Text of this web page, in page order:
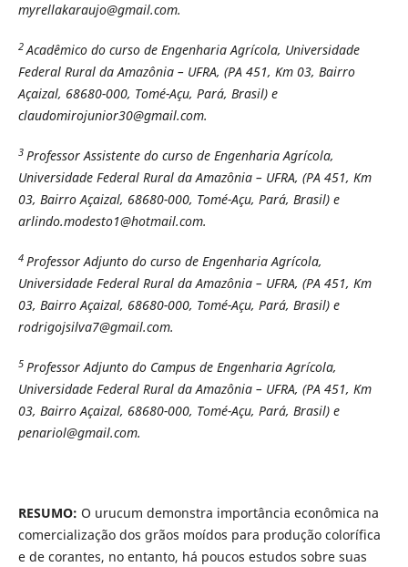
myrellakaraujo@gmail.com.
2 Acadêmico do curso de Engenharia Agrícola, Universidade
Federal Rural da Amazônia – UFRA, (PA 451, Km 03, Bairro
Açaizal, 68680-000, Tomé-Açu, Pará, Brasil) e
claudomirojunior30@gmail.com.
3 Professor Assistente do curso de Engenharia Agrícola,
Universidade Federal Rural da Amazônia – UFRA, (PA 451, Km
03, Bairro Açaizal, 68680-000, Tomé-Açu, Pará, Brasil) e
arlindo.modesto1@hotmail.com.
4 Professor Adjunto do curso de Engenharia Agrícola,
Universidade Federal Rural da Amazônia – UFRA, (PA 451, Km
03, Bairro Açaizal, 68680-000, Tomé-Açu, Pará, Brasil) e
rodrigojsilva7@gmail.com.
5 Professor Adjunto do Campus de Engenharia Agrícola,
Universidade Federal Rural da Amazônia – UFRA, (PA 451, Km
03, Bairro Açaizal, 68680-000, Tomé-Açu, Pará, Brasil) e
penariol@gmail.com.
RESUMO: O urucum demonstra importância econômica na
comercialização dos grãos moídos para produção colorífica
e de corantes, no entanto, há poucos estudos sobre suas